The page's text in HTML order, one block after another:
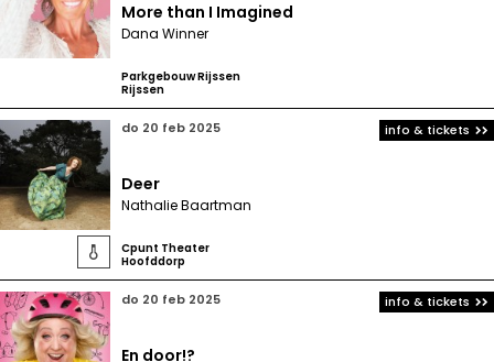
More than I Imagined
Dana Winner
Parkgebouw Rijssen
Rijssen

do 20 feb 2025
Deer
Nathalie Baartman
Cpunt Theater
Hoofddorp
info & tickets
do 20 feb 2025
En door!?
info & tickets